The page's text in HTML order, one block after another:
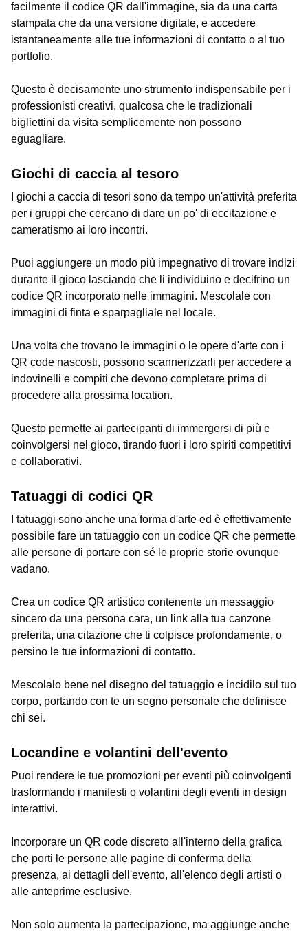
facilmente il codice QR dall'immagine, sia da una carta
stampata che da una versione digitale, e accedere
istantaneamente alle tue informazioni di contatto o al tuo
portfolio.
Questo è decisamente uno strumento indispensabile per i
professionisti creativi, qualcosa che le tradizionali
bigliettini da visita semplicemente non possono
eguagliare.
Giochi di caccia al tesoro
I giochi a caccia di tesori sono da tempo un'attività preferita
per i gruppi che cercano di dare un po' di eccitazione e
cameratismo ai loro incontri.
Puoi aggiungere un modo più impegnativo di trovare indizi
durante il gioco lasciando che li individuino e decifrino un
codice QR incorporato nelle immagini. Mescolale con
immagini di finta e sparpagliale nel locale.
Una volta che trovano le immagini o le opere d'arte con i
QR code nascosti, possono scannerizzarli per accedere a
indovinelli e compiti che devono completare prima di
procedere alla prossima location.
Questo permette ai partecipanti di immergersi di più e
coinvolgersi nel gioco, tirando fuori i loro spiriti competitivi
e collaborativi.
Tatuaggi di codici QR
I tatuaggi sono anche una forma d'arte ed è effettivamente
possibile fare un tatuaggio con un codice QR che permette
alle persone di portare con sé le proprie storie ovunque
vadano.
Crea un codice QR artistico contenente un messaggio
sincero da una persona cara, un link alla tua canzone
preferita, una citazione che ti colpisce profondamente, o
persino le tue informazioni di contatto.
Mescolalo bene nel disegno del tatuaggio e incidilo sul tuo
corpo, portando con te un segno personale che definisce
chi sei.
Locandine e volantini dell'evento
Puoi rendere le tue promozioni per eventi più coinvolgenti
trasformando i manifesti o volantini degli eventi in design
interattivi.
Incorporare un QR code discreto all'interno della grafica
che porti le persone alle pagine di conferma della
presenza, ai dettagli dell'evento, all'elenco degli artisti o
alle anteprime esclusive.
Non solo aumenta la partecipazione, ma aggiunge anche